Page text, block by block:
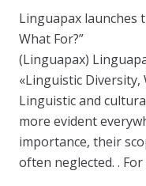
Linguapax launches
What For?”
(Linguapax)
«Linguistic Diversity,
Linguistic and
more evident
importance, their
often neglected. .